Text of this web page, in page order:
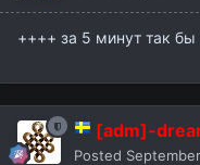
++++ за 5 минут так бы
[adm]-
Posted